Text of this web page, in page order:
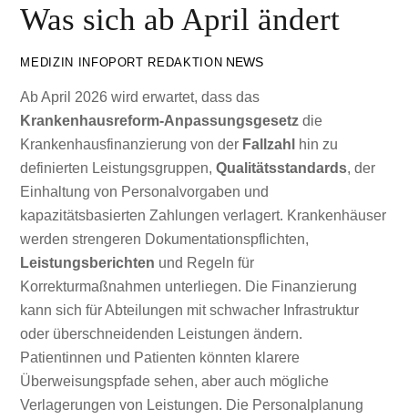
Was sich ab April ändert
MEDIZIN INFOPORT REDAKTION NEWS
Ab April 2026 wird erwartet, dass das
Krankenhausreform-Anpassungsgesetz die
Krankenhausfinanzierung von der Fallzahl
hin zu
definierten Leistungsgruppen,Qualitätsstandards, der
Einhaltung von Personalvorgaben und
kapazitätsbasierten Zahlungen verlagert. Krankenhäuser
werden strengeren Dokumentationspflichten,
Leistungsberichten und Regeln für
Korrekturmaßnahmen unterliegen. Die Finanzierung
kann sich für Abteilungen mit schwacher Infrastruktur
oder überschneidenden Leistungen ändern.
Patientinnen und Patienten könnten klarere
Überweisungspfade sehen, aber auch mögliche
Verlagerungen von Leistungen. Die Personalplanung